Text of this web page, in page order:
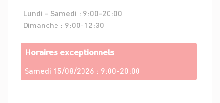
Lundi - Samedi : 9:00-20:00
Dimanche : 9:00-12:30
Horaires exceptionnels
Samedi 15/08/2026 : 9:00-20:00